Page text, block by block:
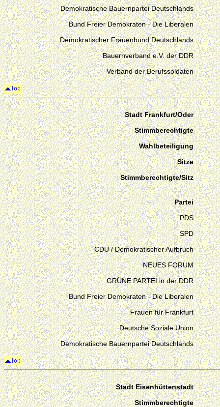
Demokratische Bauernpartei Deutschlands
Bund Freier Demokraten - Die Liberalen
Demokratischer Frauenbund Deutschlands
Bauernverband e.V. der DDR
Verband der Berufssoldaten
Stadt Frankfurt/Oder
Stimmberechtigte
Wahlbeteiligung
Sitze
Stimmberechtigte/Sitz
Partei
PDS
SPD
CDU / Demokratischer Aufbruch
NEUES FORUM
GRÜNE PARTEI in der DDR
Bund Freier Demokraten - Die Liberalen
Frauen für Frankfurt
Deutsche Soziale Union
Demokratische Bauernpartei Deutschlands
Stadt Eisenhüttenstadt
Stimmberechtigte